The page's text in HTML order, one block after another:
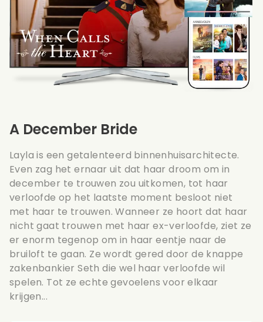
A December Bride
Layla is een getalenteerd binnenhuisarchitecte.
Even zag het ernaar uit dat haar droom om in
december te trouwen zou uitkomen, tot haar
verloofde op het laatste moment besloot niet
met haar te trouwen. Wanneer ze hoort dat haar
nicht gaat trouwen met haar ex-verloofde, ziet ze
er enorm tegenop om in haar eentje naar de
bruiloft te gaan. Ze wordt gered door de knappe
zakenbankier Seth die wel haar verloofde wil
spelen. Tot ze echte gevoelens voor elkaar
krijgen...